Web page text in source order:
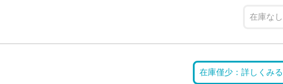
在庫なし
在庫僅少：詳しくみる